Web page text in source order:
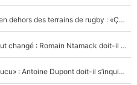
La raison d'être de Matthieu Jalibert en dehors des terrains de rugby : «Ça m'atteint autant que si tu touches à un membre de ma famille»
XV de France - Matthieu Jalibert a tout changé : Romain Ntamack doit-il s’inquiéter pour sa place à un an de la Coupe du monde ?
«Le XV de France est meilleur avec Lucu» : Antoine Dupont doit-il s’inquiéter pour sa place ?